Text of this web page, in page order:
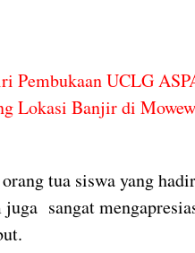
Pembukaan UCLG
Lokasi Banjir di
tua siswa yang
sangat